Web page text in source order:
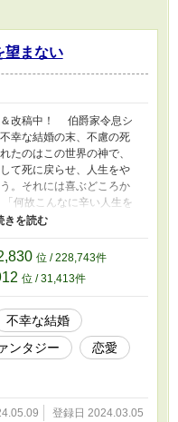
望まない
改稿中！ 伯爵家令息シ
幸な結婚の末、不慮の死
たのはこの世界の神で、
て死に戻らせ、人生をや
。それには喜ぶどころか
こんなに辛い人生を
らないのですか？絶対に
戻りを拒否するシルフ
たのは、まずは死にかけ
せ、その間に生きるとい
うにと。それには益々困
てそこまでする理由を神
者の願いでもあるからだ
どういう意味？ だけど
い…楽に死なせて？そんな
別人の身体に魂を移され
おまけに全くの他人にな
した先は何と寝たきりだ
からロディア・グレンと
位 / 228,743件
位 / 31,413件
不幸な結婚
ンタジー
恋愛
登録日 2024.03.05